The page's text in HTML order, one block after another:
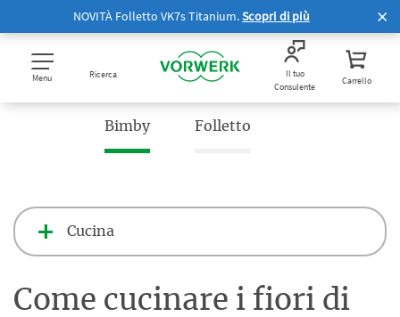
NOVITÀ Folletto VK7s Titanium.Scopri di più
Menu Ricerca
Il tuo
Consulente
Carrello
Bimby Folletto
Cucina
Come cucinare i fiori di